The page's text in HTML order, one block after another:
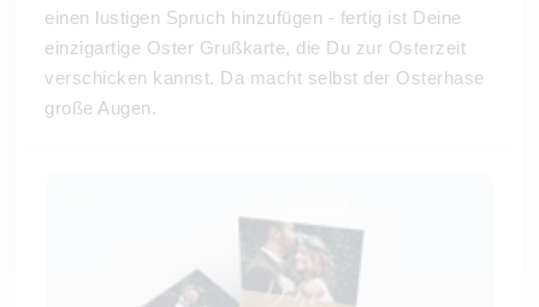
einen lustigen Spruch hinzufügen - fertig ist Deine
einzigartige Oster Grußkarte, die Du zur Osterzeit
verschicken kannst. Da macht selbst der Osterhase
große Augen.